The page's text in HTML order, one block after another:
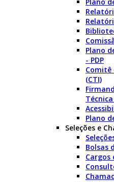
Plano
- PDP
Comitê
(CTI)
Plano
Seleções e
Bolsas
Cargos